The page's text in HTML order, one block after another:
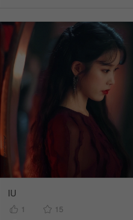
IU
1 15